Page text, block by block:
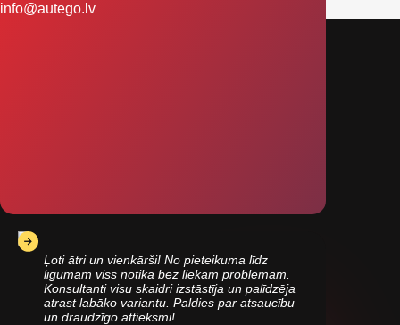
info@autego.lv
Ļoti ātri un vienkārši! No pieteikuma līdz
līgumam viss notika bez liekām problēmām.
Konsultanti visu skaidri izstāstīja un palīdzēja
atrast labāko variantu. Paldies par atsaucību
un draudzīgo attieksmi!